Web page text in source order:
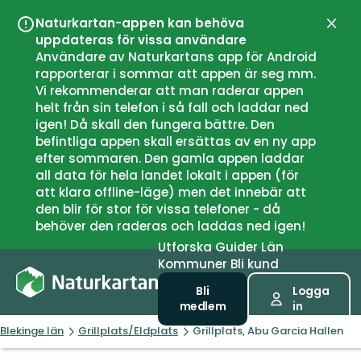
Naturkartan-appen kan behöva
uppdateras för vissa användare
Användare av Naturkartans app för Android
rapporterar i sommar att appen är seg mm.
Vi rekommenderar att man raderar appen
helt från sin telefon i så fall och laddar ned
igen! Då skall den fungera bättre. Den
befintliga appen skall ersättas av en ny app
efter sommaren. Den gamla appen laddar
all data för hela landet lokalt i appen (för
att klara offline-läge) men det innebär att
den blir för stor för vissa telefoner - då
behöver den raderas och laddas ned igen!
UtforskaGuiderLän
Kommuner Bli kund
Bli
medlem
Logga
in
Blekinge län Grillplats/Eldplats Grillplats, Abu Garcia Hallen